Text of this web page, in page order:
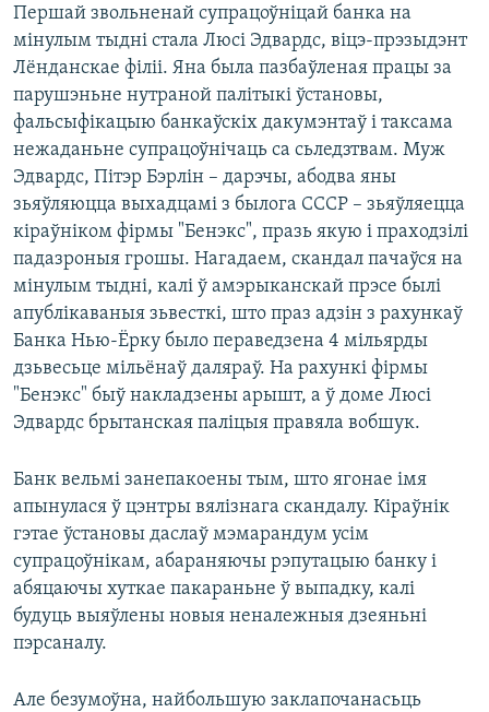
Першай звольненай супрацоўніцай банка на
мінулым тыдні стала Люсі Эдвардс, віцэ-прэзыдэнт
Лёнданскае філіі. Яна была пазбаўленая працы за
парушэньне нутраной палітыкі ўстановы,
фальсыфікацыю банкаўскіх дакумэнтаў і таксама
нежаданьне супрацоўнічаць са сьледзтвам. Муж
Эдвардс, Пітэр Бэрлін – дарэчы, абодва яны
зьяўляюцца выхадцамі з былога СССР – зьяўляецца
кіраўніком фірмы "Бенэкс", празь якую і праходзілі
падазроныя грошы. Нагадаем, скандал пачаўся на
мінулым тыдні, калі ў амэрыканскай прэсе былі
апублікаваныя зьвесткі, што праз адзін з рахункаў
Банка Нью-Ёрку было пераведзена 4 мільярды
дзьвесьце мільёнаў даляраў. На рахункі фірмы
"Бенэкс" быў накладзены арышт, а ў доме Люсі
Эдвардс брытанская паліцыя правяла вобшук.
Банк вельмі занепакоены тым, што ягонае імя
апынулася ў цэнтры вялізнага скандалу. Кіраўнік
гэтае ўстановы даслаў мэмарандум усім
супрацоўнікам, абараняючы рэпутацыю банку і
абяцаючы хуткае пакараньне ў выпадку, калі
будуць выяўлены новыя неналежныя дзеяньні
пэрсаналу.
Але безумоўна, найбольшую заклапочанасьць